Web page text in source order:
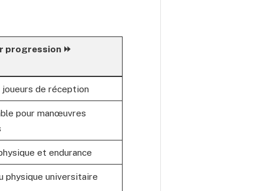
progression ⏩
joueurs de réception
pour manœuvres
et endurance
physique universitaire